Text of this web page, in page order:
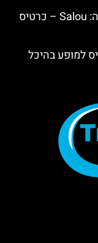
פארק המים PortAventura בברצלונה: Salou – כרטיס
למופע בהיכל